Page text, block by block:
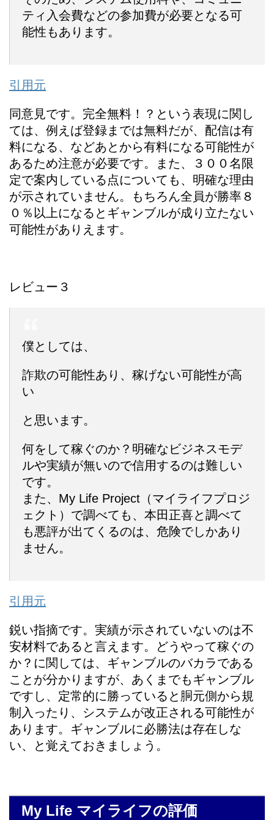
ティ入会費などの参加費が必要となる可
能性もあります。
引用元
同意見です。完全無料！？という表現に関し
ては、例えば登録までは無料だが、配信は有
料になる、などあとから有料になる可能性が
あるため注意が必要です。また、３００名限
定で案内している点についても、明確な理由
が示されていません。もちろん全員が勝率８
０％以上になるとギャンブルが成り立たない
可能性がありえます。
レビュー３
僕としては、
詐欺の可能性あり、稼げない可能性が高
い
と思います。
何をして稼ぐのか？明確なビジネスモデ
ルや実績が無いので信用するのは難しい
です。
また、My Life Project（マイライフプロジ
ェクト）で調べても、本田正喜と調べて
も悪評が出てくるのは、危険でしかあり
ません。
引用元
鋭い指摘です。実績が示されていないのは不
安材料であると言えます。どうやって稼ぐの
か？に関しては、ギャンブルのバカラである
ことが分かりますが、あくまでもギャンブル
ですし、定常的に勝っていると胴元側から規
制入ったり、システムが改正される可能性が
あります。ギャンブルに必勝法は存在しな
い、と覚えておきましょう。
My Life マイライフの評価